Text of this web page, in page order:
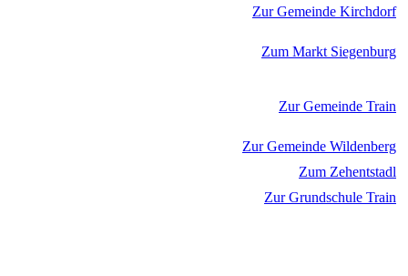
Zur Gemeinde Kirchdorf
Zum Markt Siegenburg
Zur Gemeinde Train
Zur Gemeinde Wildenberg
Zum Zehentstadl
Zur Grundschule Train